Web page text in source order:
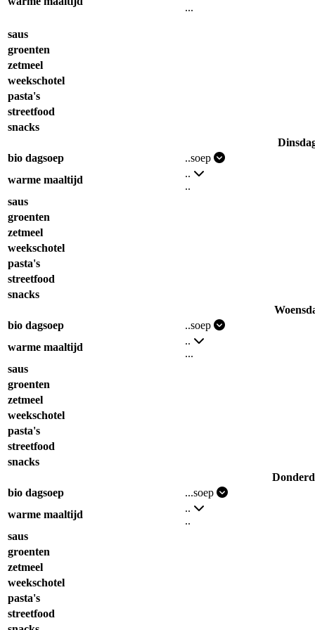
...
saus
groenten
zetmeel
weekschotel
pasta's
streetfood
snacks
bio dagsoep
..soep
warme maaltijd
..
..
saus
groenten
zetmeel
weekschotel
pasta's
streetfood
snacks
bio dagsoep
..soep
warme maaltijd
..
...
saus
groenten
zetmeel
weekschotel
pasta's
streetfood
snacks
bio dagsoep
...soep
warme maaltijd
..
..
saus
groenten
zetmeel
weekschotel
pasta's
streetfood